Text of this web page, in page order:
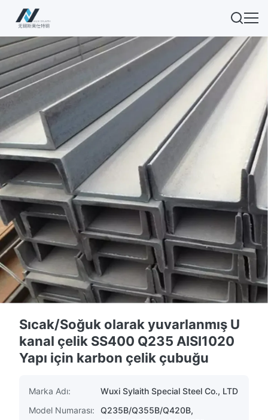
Sıcak/Soğuk olarak yuvarlanmış U
kanal çelik SS400 Q235 AISI1020
Yapı için karbon çelik çubuğu
Marka Adı:
Wuxi Sylaith Special Steel Co., LTD
Model Numarası:
Q235B/Q355B/Q420B,